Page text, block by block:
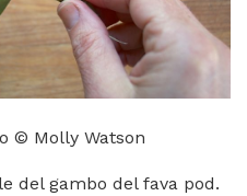
© Molly Watson
del gambo del fava pod.